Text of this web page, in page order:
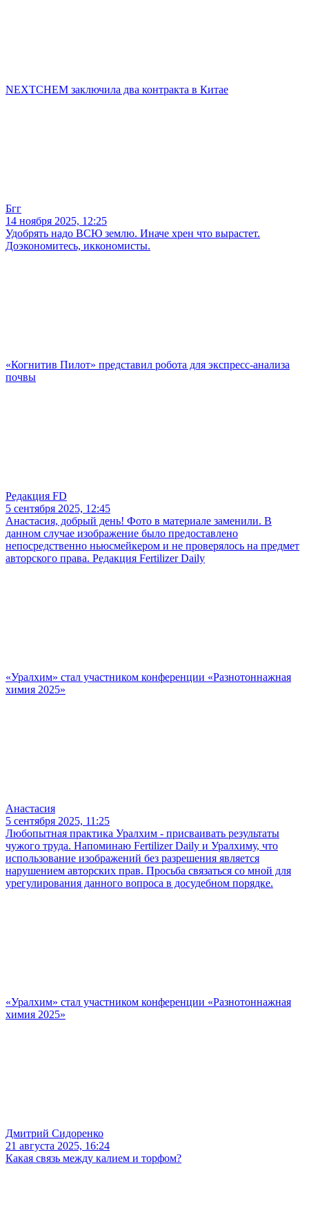
NEXTCHEM заключила два контракта в Китае
Бгг
14 ноября 2025, 12:25
Удобрять надо ВСЮ землю. Иначе хрен что вырастет.
Доэкономитесь, иккономисты.
«Когнитив Пилот» представил робота для экспресс-анализа
почвы
Редакция FD
5 сентября 2025, 12:45
Анастасия, добрый день! Фото в материале заменили. В
данном случае изображение было предоставлено
непосредственно ньюсмейкером и не проверялось на предмет
авторского права. Редакция Fertilizer Daily
«Уралхим» стал участником конференции «Разнотоннажная
химия 2025»
Анастасия
5 сентября 2025, 11:25
Любопытная практика Уралхим - присваивать результаты
чужого труда. Напоминаю Fertilizer Daily и Уралхиму, что
использование изображений без разрешения является
нарушением авторских прав. Просьба связаться со мной для
урегулирования данного вопроса в досудебном порядке.
«Уралхим» стал участником конференции «Разнотоннажная
химия 2025»
Дмитрий Сидоренко
21 августа 2025, 16:24
Какая связь между калием и торфом?